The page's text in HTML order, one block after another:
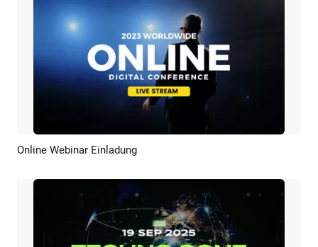
Vorschau
Online Webinar Einladung